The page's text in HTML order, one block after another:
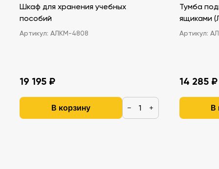
Шкаф для хранения учебных
пособий
Артикул: АЛКМ-4808
19 195 ₽
В корзину − +
Тумба
Артикул:
14 285 ₽
В